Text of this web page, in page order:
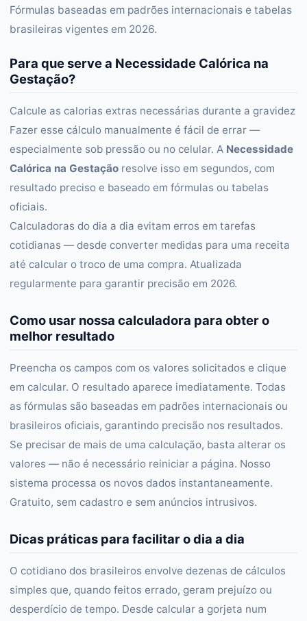
Fórmulas baseadas em padrões internacionais e tabelas
brasileiras vigentes em 2026.
Para que serve a Necessidade Calórica na
Gestação?
Calcule as calorias extras necessárias durante a gravidez
Fazer esse cálculo manualmente é fácil de errar —
especialmente sob pressão ou no celular. A Necessidade
Calórica na Gestação resolve isso em segundos, com
resultado preciso e baseado em fórmulas ou tabelas
oficiais.
Calculadoras do dia a dia evitam erros em tarefas
cotidianas — desde converter medidas para uma receita
até calcular o troco de uma compra. Atualizada
regularmente para garantir precisão em 2026.
Como usar nossa calculadora para obter o
melhor resultado
Preencha os campos com os valores solicitados e clique
em calcular. O resultado aparece imediatamente. Todas
as fórmulas são baseadas em padrões internacionais ou
brasileiros oficiais, garantindo precisão nos resultados.
Se precisar de mais de uma calculação, basta alterar os
valores — não é necessário reiniciar a página. Nosso
sistema processa os novos dados instantaneamente.
Gratuito, sem cadastro e sem anúncios intrusivos.
Dicas práticas para facilitar o dia a dia
O cotidiano dos brasileiros envolve dezenas de cálculos
simples que, quando feitos errado, geram prejuízo ou
desperdício de tempo. Desde calcular a gorjeta num